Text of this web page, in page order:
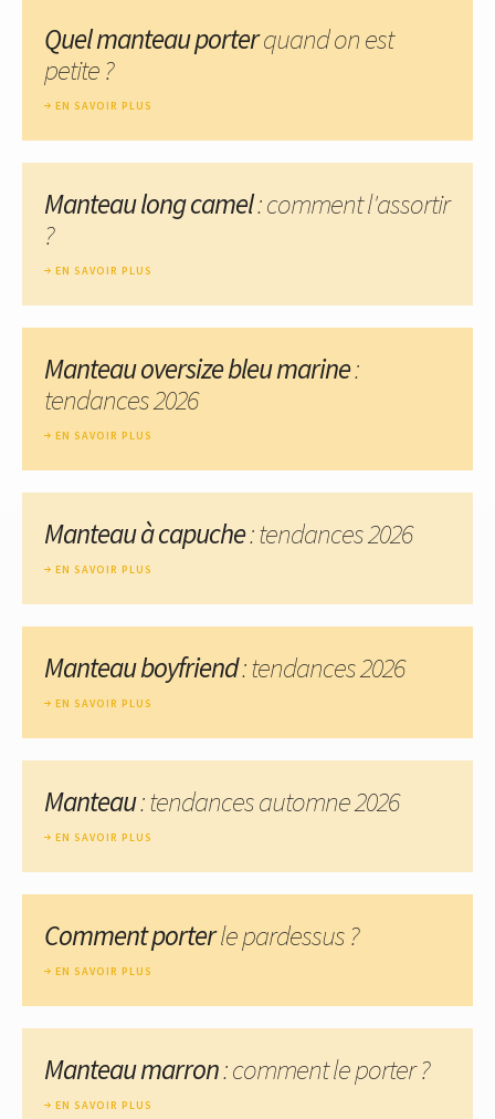
Quel manteau porterquand on est
petite ?
EN SAVOIR PLUS
Manteau long camel: comment l'assortir
?
EN SAVOIR PLUS
Manteau oversize bleu marine:
tendances 2026
EN SAVOIR PLUS
Manteau à capuche: tendances 2026
EN SAVOIR PLUS
Manteau boyfriend: tendances 2026
EN SAVOIR PLUS
Manteau: tendances automne 2026
EN SAVOIR PLUS
Comment porterle pardessus ?
EN SAVOIR PLUS
Manteau marron: comment le porter ?
EN SAVOIR PLUS